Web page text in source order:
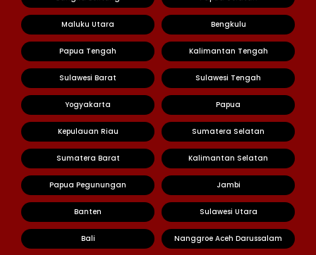
Maluku Utara Bengkulu
Papua Tengah Kalimantan Tengah
Sulawesi Barat Sulawesi Tengah
Yogyakarta Papua
Kepulauan Riau Sumatera Selatan
Sumatera Barat Kalimantan Selatan
Papua Pegunungan Jambi
Banten Sulawesi Utara
Bali Nanggroe Aceh Darussalam